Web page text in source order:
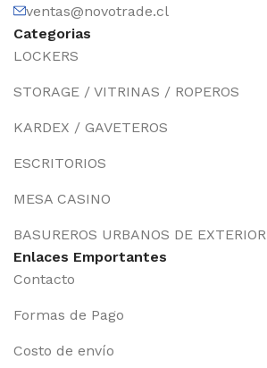
ventas@novotrade.cl
Categorias
LOCKERS
STORAGE / VITRINAS / ROPEROS
KARDEX / GAVETEROS
ESCRITORIOS
MESA CASINO
BASUREROS URBANOS DE EXTERIOR
Enlaces Emportantes
Contacto
Formas de Pago
Costo de envío